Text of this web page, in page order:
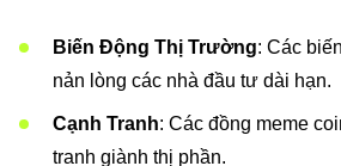
Biến Động Thị Trường: Các
nản lòng các nhà đầu tư dài hạn.
Cạnh Tranh: Các đồng meme
tranh giành thị phần.